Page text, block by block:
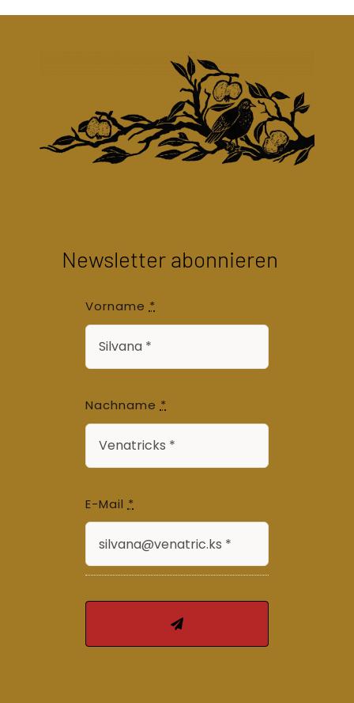
Newsletter abonnieren
Vorname *
Nachname *
E-Mail *